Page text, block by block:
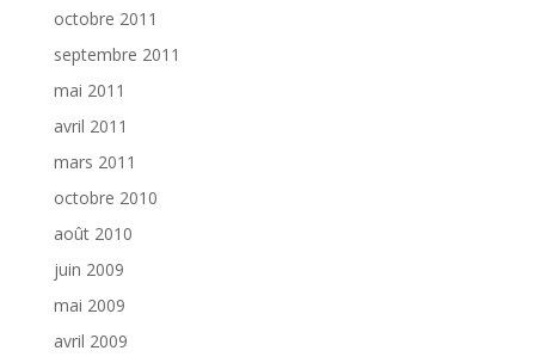
octobre 2011
septembre 2011
mai 2011
avril 2011
mars 2011
octobre 2010
août 2010
juin 2009
mai 2009
avril 2009